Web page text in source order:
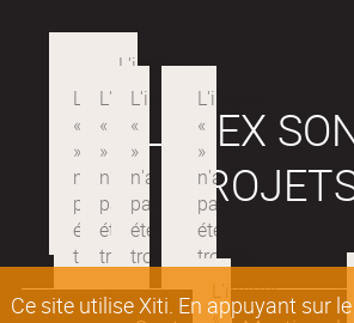
Ce site utilise Xiti. En appuyant sur
LES LABEX